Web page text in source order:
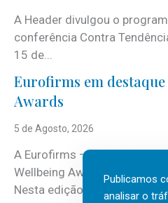
A Header divulgou o
conferência Contra
15 de...
Eurofirms em
Awards
5 de Agosto, 2026
A Eurofirms – People first
Wellbeing Awards,
Nesta edição, a
Publicamos
analisar o